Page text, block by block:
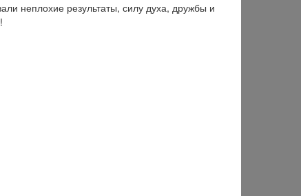
неплохие результаты, силу духа, дружбы и